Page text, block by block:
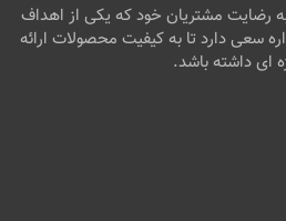
به رضایت مشتریان خود که یکی از اهداف
سعی دارد تا به کیفیت محصولات ارائه
ای داشته باشد.